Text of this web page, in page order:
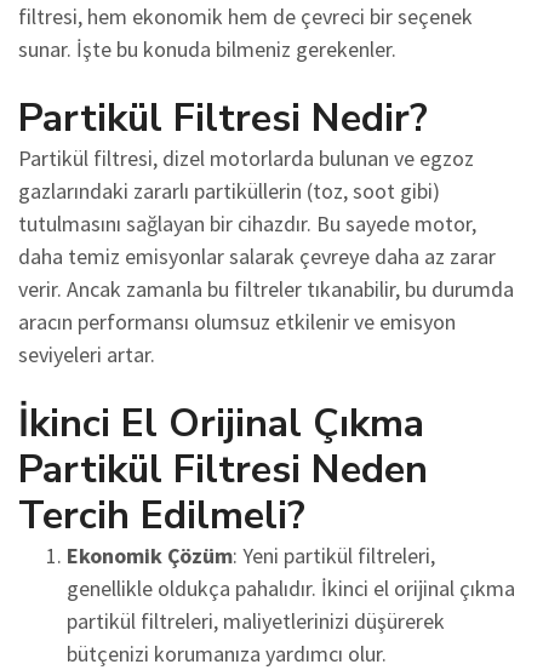
filtresi, hem ekonomik hem de çevreci bir seçenek
sunar. İşte bu konuda bilmeniz gerekenler.
Partikül Filtresi Nedir?
Partikül filtresi, dizel motorlarda bulunan ve egzoz
gazlarındaki zararlı partiküllerin (toz, soot gibi)
tutulmasını sağlayan bir cihazdır. Bu sayede motor,
daha temiz emisyonlar salarak çevreye daha az zarar
verir. Ancak zamanla bu filtreler tıkanabilir, bu durumda
aracın performansı olumsuz etkilenir ve emisyon
seviyeleri artar.
İkinci El Orijinal Çıkma
Partikül Filtresi Neden
Tercih Edilmeli?
Ekonomik Çözüm: Yeni partikül filtreleri,
genellikle oldukça pahalıdır. İkinci el orijinal çıkma
partikül filtreleri, maliyetlerinizi düşürerek
bütçenizi korumanıza yardımcı olur.